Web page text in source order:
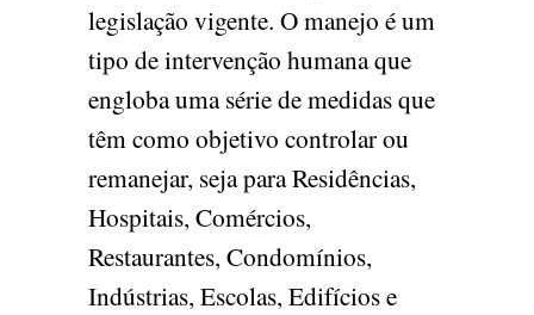
legislação vigente. O manejo é um
tipo de intervenção humana que
engloba uma série de medidas que
têm como objetivo controlar ou
remanejar, seja para Residências,
Hospitais, Comércios,
Restaurantes, Condomínios,
Indústrias, Escolas, Edifícios e